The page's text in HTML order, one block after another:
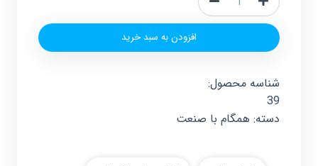
شماره
39
1403
عدد
افزودن به سبد خرید
شناسه محصول:
39
دسته: همگام با صنعت